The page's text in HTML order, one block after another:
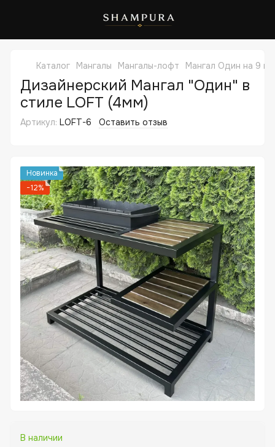
Каталог Мангалы Мангалы-лофт Мангал Один на 9
Дизайнерский Мангал "Один" в
стиле LOFT (4мм)
Артикул: LOFT-6 Оставить отзыв
Новинка
−12%
В наличии